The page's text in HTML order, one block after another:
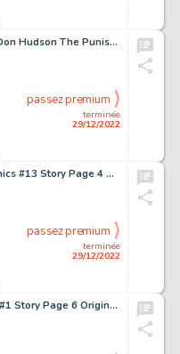
Jim Lee, Al Milgrom, Don Hudson The Punisher War Journal #19 Story Page 12 Original Art (Marvel, 1990)....
terminée
29/12/2022
passez premium
Mac Raboy Whiz Comics #13 Story Page 4 Dr. Voodoo Original Art (Fawcett, 1941)....
terminée
29/12/2022
passez premium
Mike Allred Madman #1 Story Page 6 Original Art (Tundra, 1992)....